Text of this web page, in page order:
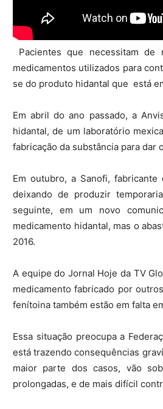
Pacientes que necessitam de
medicamentos utilizados para
se do produto hidantal que está
Em abril do ano passado, a
hidantal, de um laboratório
fabricação da substância para dar
Em outubro, a Sanofi,
deixando de produzir
seguinte, em um novo
medicamento hidantal, mas o
2016.
A equipe do Jornal Hoje da TV
medicamento fabricado por
fenítoina também estão em falta
Essa situação preocupa a
está trazendo consequências
maior parte dos casos, vão
prolongadas, e de mais difícil